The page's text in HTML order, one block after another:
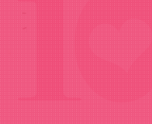
EDイラストハート形缶
ィング）